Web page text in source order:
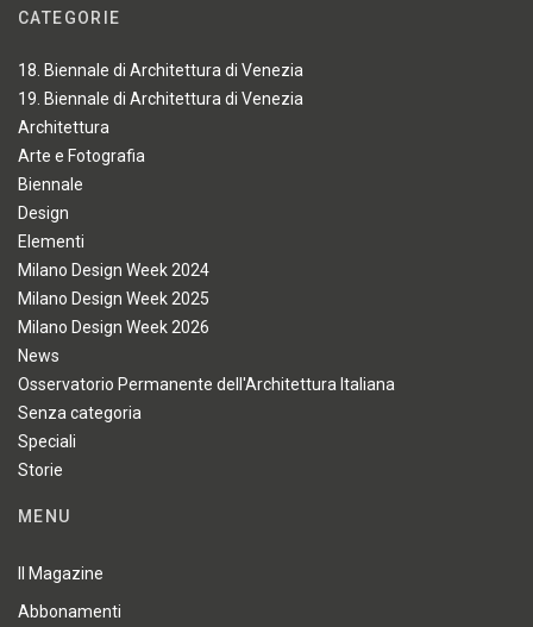
CATEGORIE
18. Biennale di Architettura di Venezia
19. Biennale di Architettura di Venezia
Architettura
Arte e Fotografia
Biennale
Design
Elementi
Milano Design Week 2024
Milano Design Week 2025
Milano Design Week 2026
News
Osservatorio Permanente dell'Architettura Italiana
Senza categoria
Speciali
Storie
MENU
Il Magazine
Abbonamenti